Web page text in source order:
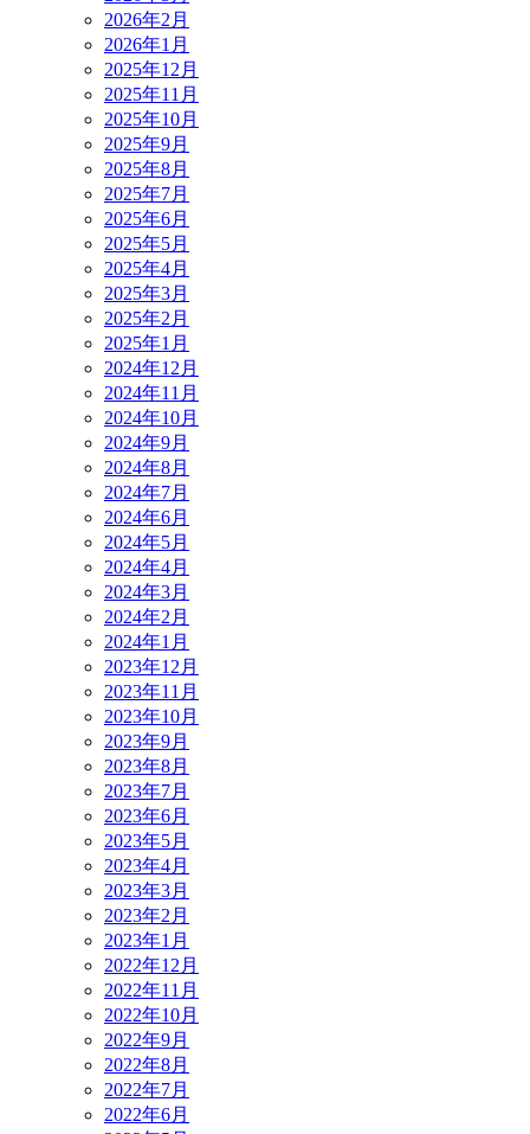
2026年2月
2026年1月
2025年12月
2025年11月
2025年10月
2025年9月
2025年8月
2025年7月
2025年6月
2025年5月
2025年4月
2025年3月
2025年2月
2025年1月
2024年12月
2024年11月
2024年10月
2024年9月
2024年8月
2024年7月
2024年6月
2024年5月
2024年4月
2024年3月
2024年2月
2024年1月
2023年12月
2023年11月
2023年10月
2023年9月
2023年8月
2023年7月
2023年6月
2023年5月
2023年4月
2023年3月
2023年2月
2023年1月
2022年12月
2022年11月
2022年10月
2022年9月
2022年8月
2022年7月
2022年6月